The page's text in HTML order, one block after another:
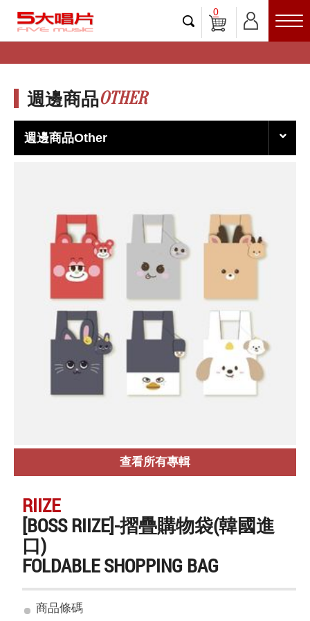
0
週邊商品OTHER
週邊商品Other
查看所有專輯
RIIZE
[BOSS RIIZE]-摺疊購物袋(韓國進
口)
FOLDABLE SHOPPING BAG
商品條碼